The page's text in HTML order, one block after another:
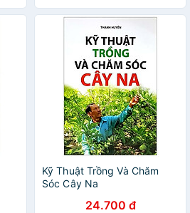
Kỹ Thuật Trồng Và Chăm
Sóc Cây Na
24.700 đ